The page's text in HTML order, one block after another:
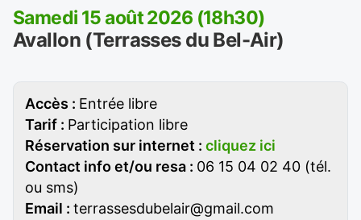
Samedi 15 août 2026 (18h30)
Avallon (Terrasses du Bel-Air)
Accès : Entrée libre
Tarif : Participation libre
Réservation sur internet : cliquez ici
Contact info et/ou resa : 06 15 04 02 40 (tél.
ou sms)
Email : terrassesdubelair@gmail.com